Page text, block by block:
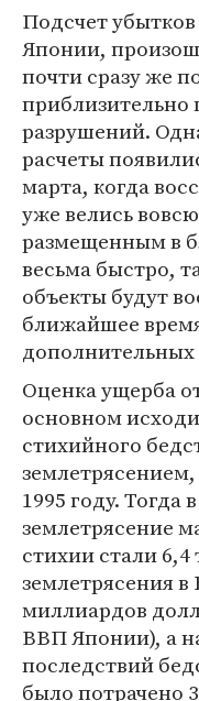
Подсчет
Японии,
почти сразу же
разрушений.
расчеты
марта, когда
уже велись
размещенным в
весьма быстро,
объекты будут
ближайшее
дополнительных
Оценка ущерба
основном
стихийного
1995 году. Тогда
землетрясение
стихии стали
землетрясения в
миллиардов
ВВП Японии), а
последствий
было потрачено